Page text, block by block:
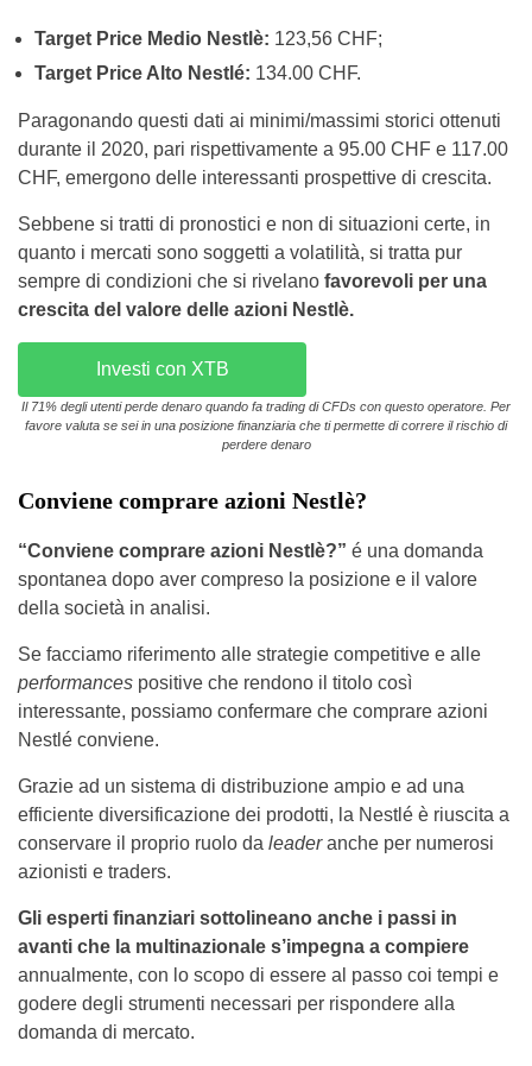
Target Price Medio Nestlè: 123,56 CHF;
Target Price Alto Nestlé: 134.00 CHF.
Paragonando questi dati ai minimi/massimi storici ottenuti
durante il 2020, pari rispettivamente a 95.00 CHF e 117.00
CHF, emergono delle interessanti prospettive di crescita.
Sebbene si tratti di pronostici e non di situazioni certe, in
quanto i mercati sono soggetti a volatilità, si tratta pur
sempre di condizioni che si rivelano favorevoli per una
crescita del valore delle azioni Nestlè.
Investi con XTB
Il 71% degli utenti perde denaro quando fa trading di CFDs con questo operatore. Per
favore valuta se sei in una posizione finanziaria che ti permette di correre il rischio di
perdere denaro
Conviene comprare azioni Nestlè?
“Conviene comprare azioni Nestlè?” é una domanda
spontanea dopo aver compreso la posizione e il valore
della società in analisi.
Se facciamo riferimento alle strategie competitive e alle
performances positive che rendono il titolo così
interessante, possiamo confermare che comprare azioni
Nestlé conviene.
Grazie ad un sistema di distribuzione ampio e ad una
efficiente diversificazione dei prodotti, la Nestlé è riuscita a
conservare il proprio ruolo da leaderanche per numerosi
azionisti e traders.
Gli esperti finanziari sottolineano anche i passi in
avanti che la multinazionale s’impegna a compiere
annualmente, con lo scopo di essere al passo coi tempi e
godere degli strumenti necessari per rispondere alla
domanda di mercato.